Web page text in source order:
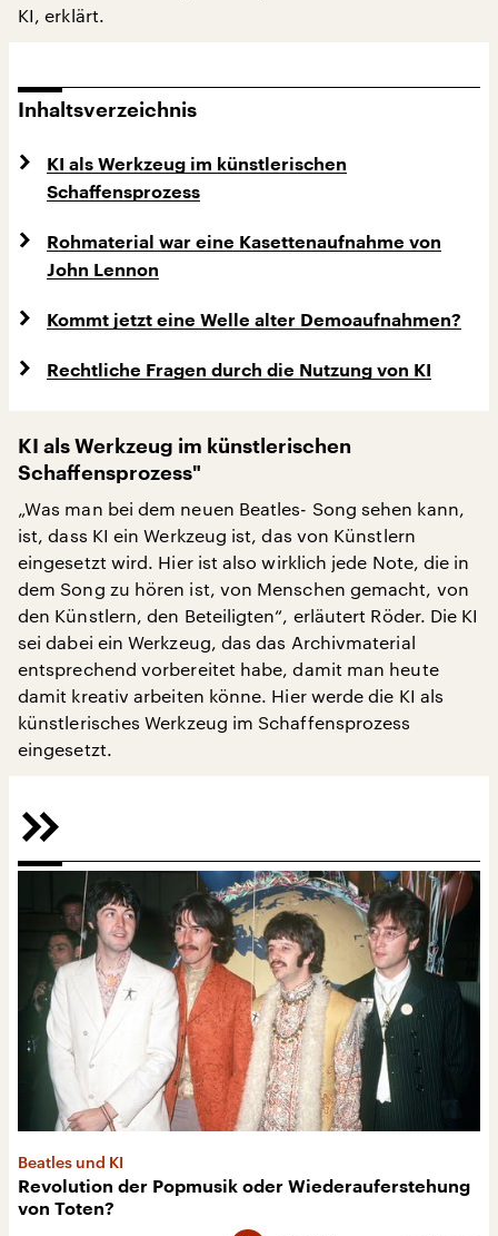
KI, erklärt.
Inhaltsverzeichnis
KI als Werkzeug im künstlerischen
Schaffensprozess
Rohmaterial war eine Kasettenaufnahme von
John Lennon
Kommt jetzt eine Welle alter Demoaufnahmen?
Rechtliche Fragen durch die Nutzung von KI
KI als Werkzeug im künstlerischen
Schaffensprozess"
„Was man bei dem neuen Beatles- Song sehen kann,
ist, dass KI ein Werkzeug ist, das von Künstlern
eingesetzt wird. Hier ist also wirklich jede Note, die in
dem Song zu hören ist, von Menschen gemacht, von
den Künstlern, den Beteiligten“, erläutert Röder. Die KI
sei dabei ein Werkzeug, das das Archivmaterial
entsprechend vorbereitet habe, damit man heute
damit kreativ arbeiten könne. Hier werde die KI als
künstlerisches Werkzeug im Schaffensprozess
eingesetzt.
Beatles und KI
Revolution der Popmusik oder Wiederauferstehung
von Toten?